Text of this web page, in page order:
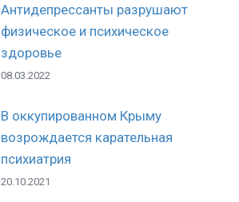
Антидепрессанты разрушают
физическое и психическое
здоровье
08.03.2022
В оккупированном Крыму
возрождается карательная
психиатрия
20.10.2021